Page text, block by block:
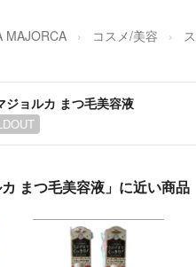
MAJORCA コスメ/美容
ジョルカ まつ毛美容液
まつ毛美容液」に近い商品